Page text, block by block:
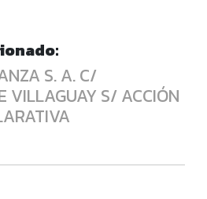
S. A. C/
VILLAGUAY S/ ACCIÓN